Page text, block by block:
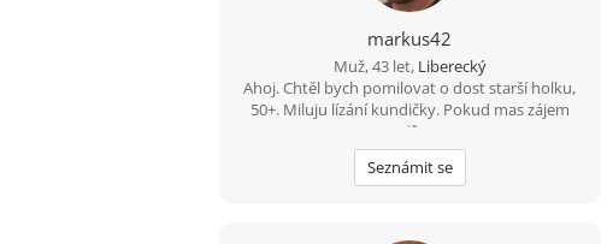
markus42
Muž, 43 let, Liberecký
Ahoj. Chtěl bych pomilovat o dost starší holku,
50+. Miluju lízání kundičky. Pokud mas zájem
piš.
Seznámit se